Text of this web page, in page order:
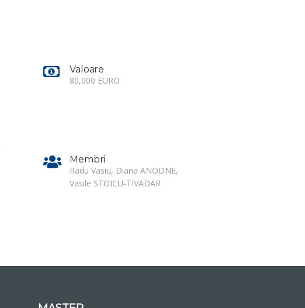
Valoare
80,000 EURO
Membri
Radu Vasiu, Diana ANODNE,
Vasile STOICU-TIVADAR